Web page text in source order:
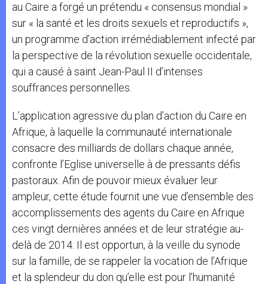
au Caire a forgé un prétendu « consensus mondial »
sur « la santé et les droits sexuels et reproductifs »,
un programme d’action irrémédiablement infecté par
la perspective de la révolution sexuelle occidentale,
qui a causé à saint Jean-Paul II d’intenses
souffrances personnelles.
L’application agressive du plan d’action du Caire en
Afrique, à laquelle la communauté internationale
consacre des milliards de dollars chaque année,
confronte l’Eglise universelle à de pressants défis
pastoraux. Afin de pouvoir mieux évaluer leur
ampleur, cette étude fournit une vue d’ensemble des
accomplissements des agents du Caire en Afrique
ces vingt dernières années et de leur stratégie au-
delà de 2014. Il est opportun, à la veille du synode
sur la famille, de se rappeler la vocation de l’Afrique
et la splendeur du don qu’elle est pour l’humanité